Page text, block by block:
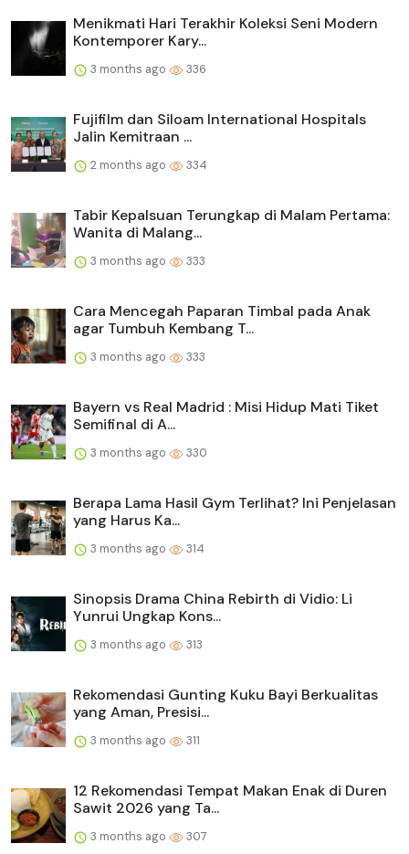
Menikmati Hari Terakhir Koleksi Seni Modern
Kontemporer Kary...
3 months ago 336
Fujifilm dan Siloam International Hospitals
Jalin Kemitraan ...
2 months ago 334
Tabir Kepalsuan Terungkap di Malam Pertama:
Wanita di Malang...
3 months ago 333
Cara Mencegah Paparan Timbal pada Anak
agar Tumbuh Kembang T...
3 months ago 333
Bayern vs Real Madrid : Misi Hidup Mati Tiket
Semifinal di A...
3 months ago 330
Berapa Lama Hasil Gym Terlihat? Ini Penjelasan
yang Harus Ka...
3 months ago 314
Sinopsis Drama China Rebirth di Vidio: Li
Yunrui Ungkap Kons...
3 months ago 313
Rekomendasi Gunting Kuku Bayi Berkualitas
yang Aman, Presisi...
3 months ago 311
12 Rekomendasi Tempat Makan Enak di Duren
Sawit 2026 yang Ta...
3 months ago 307